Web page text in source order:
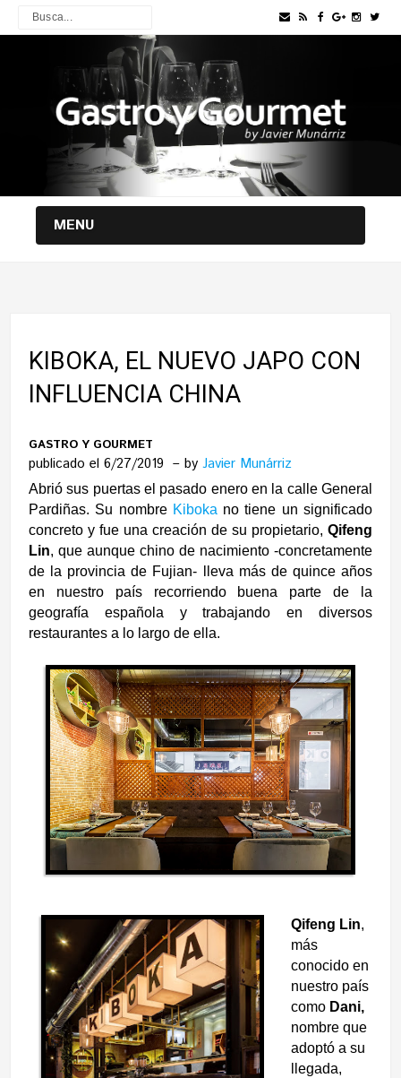
MENU
KIBOKA, EL NUEVO JAPO CON
INFLUENCIA CHINA
GASTRO Y GOURMET
publicado el 6/27/2019 byJavier Munárriz
Abrió sus puertas el pasado enero en la calle General
Pardiñas. Su nombre Kiboka no tiene un significado
concreto y fue una creación de su propietario, Qifeng
Lin, que aunque chino de nacimiento -concretamente
de la provincia de Fujian- lleva más de quince años
en nuestro país recorriendo buena parte de la
geografía española y trabajando en diversos
restaurantes a lo largo de ella.
Qifeng Lin,
más
conocido en
nuestro país
como Dani,
nombre que
adoptó a su
llegada,